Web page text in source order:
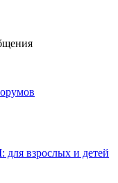
взрослых и детей